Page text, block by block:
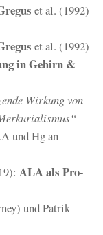
et al. (1992)
et al. (1992)
in Gehirn &
Wirkung von
und Hg an
ALA als Pro-
und Patrik